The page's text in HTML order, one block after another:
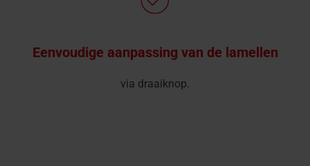
Eenvoudige aanpassing van de lamellen
via draaiknop.